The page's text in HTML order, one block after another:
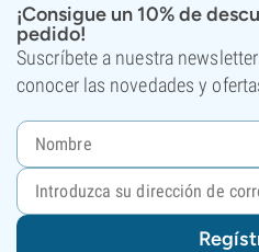
¡Consigue un 10% de
pedido!
Suscríbete a nuestra
conocer las novedades y